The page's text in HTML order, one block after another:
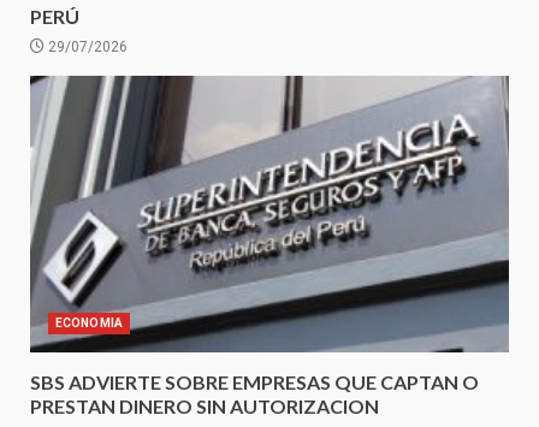
PERÚ
29/07/2026
ECONOMIA
SBS ADVIERTE SOBRE EMPRESAS QUE CAPTAN O
PRESTAN DINERO SIN AUTORIZACION